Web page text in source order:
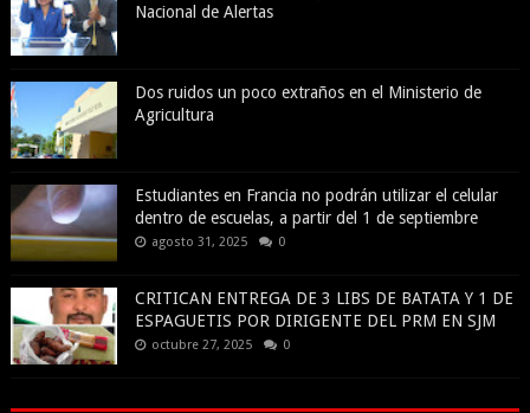
Nacional de Alertas
Dos ruidos un poco extraños en el Ministerio de
Agricultura
Estudiantes en Francia no podrán utilizar el celular
dentro de escuelas, a partir del 1 de septiembre
agosto 31, 2025 0
CRITICAN ENTREGA DE 3 LIBS DE BATATA Y 1 DE
ESPAGUETIS POR DIRIGENTE DEL PRM EN SJM
octubre 27, 2025 0